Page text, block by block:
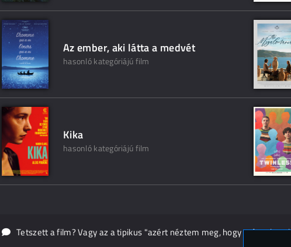
Az ember, aki látta a medvét
hasonló kategóriájú film
Kika
hasonló kategóriájú film
Tetszett a film? Vagy az a tipikus "azért néztem meg, hogy másnak ne